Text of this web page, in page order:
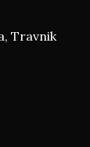
Travnik